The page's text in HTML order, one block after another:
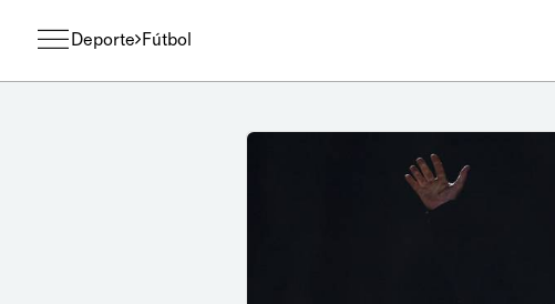
Deporte Fútbol